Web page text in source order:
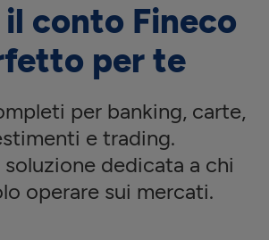
conto Fineco
per te
per banking, carte,
e trading.
soluzione dedicata a chi
operare sui mercati.